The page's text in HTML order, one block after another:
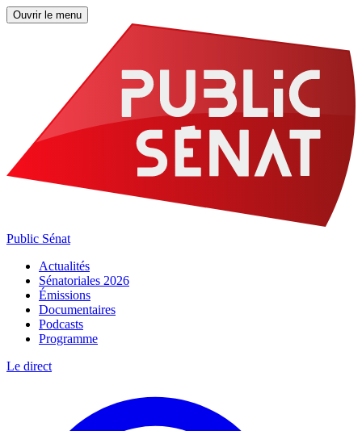
Ouvrir le menu
Public Sénat
Actualités
Sénatoriales 2026
Émissions
Documentaires
Podcasts
Programme
Le direct